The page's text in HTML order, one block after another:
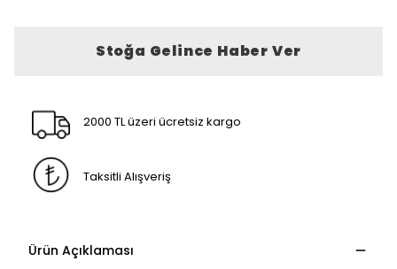
Stoğa Gelince Haber Ver
2000 TL üzeri ücretsiz kargo
Taksitli Alışveriş
Ürün Açıklaması